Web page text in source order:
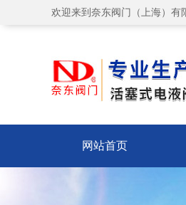
欢迎来到奈东阀门（上海）有
网站首页